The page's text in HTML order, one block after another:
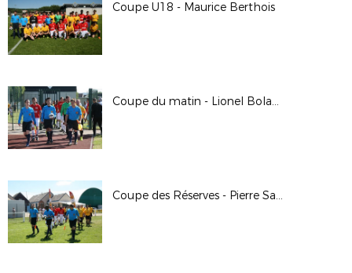
Coupe U18 - Maurice Berthois
Coupe du matin - Lionel Boland
Coupe des Réserves - Pierre Saïdani